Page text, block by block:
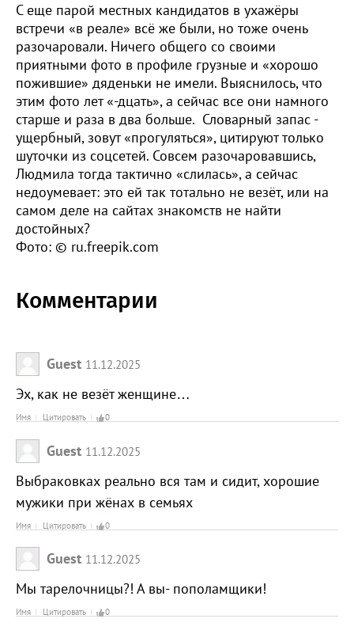
С еще парой местных кандидатов в ухажёры
встречи «в реале» всё же были, но тоже очень
разочаровали. Ничего общего со своими
приятными фото в профиле грузные и «хорошо
пожившие» дяденьки не имели. Выяснилось, что
этим фото лет «-дцать», а сейчас все они намного
старше и раза в два больше. Словарный запас -
ущербный, зовут «прогуляться», цитируют только
шуточки из соцсетей. Совсем разочаровавшись,
Людмила тогда тактично «слилась», а сейчас
недоумевает: это ей так тотально не везёт, или на
самом деле на сайтах знакомств не найти
достойных?
Фото: © ru.freepik.com
Комментарии
Guest 11.12.2025
Эх, как не везёт женщине…
Имя Цитировать 0
Guest 11.12.2025
Выбраковках реально вся там и сидит, хорошие
мужики при жёнах в семьях
Имя Цитировать 0
Guest 11.12.2025
Мы тарелочницы?! А вы- пополамщики!
Имя Цитировать 0